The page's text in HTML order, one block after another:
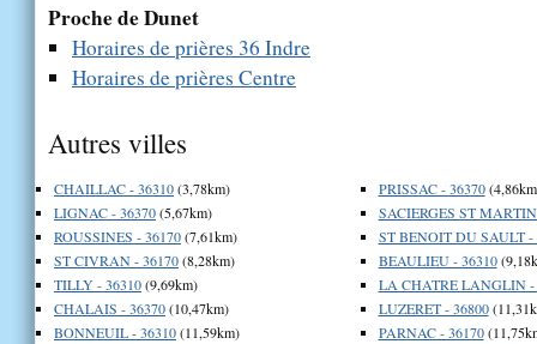
Proche de Dunet
Horaires de prières 36 Indre
Horaires de prières Centre
Autres villes
CHAILLAC - 36310(3,78km)
LIGNAC - 36370(5,67km)
ROUSSINES - 36170(7,61km)
ST CIVRAN - 36170(8,28km)
TILLY - 36310(9,69km)
CHALAIS - 36370(10,47km)
BONNEUIL - 36310(11,59km)
PRISSAC - 36370
SACIERGES ST
ST BENOIT DU SAULT -
BEAULIEU - 36310
LA CHATRE LANGLIN -
LUZERET - 36800
PARNAC - 36170